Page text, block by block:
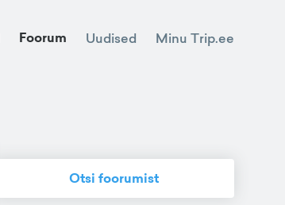
Foorum Uudised Minu Trip.ee
Otsi foorumist